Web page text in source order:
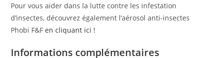
Pour vous aider dans la lutte contre les infestation
d’insectes, découvrez également l’aérosol anti-insectes
Phobi F&Fen cliquant ici !
Informations complémentaires